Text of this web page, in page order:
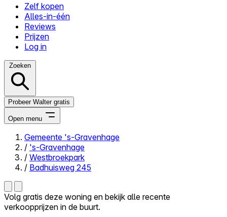
Zelf kopen
Alles-in-één
Reviews
Prijzen
Log in
Zoeken
Probeer Walter gratis
Open menu
Close menu
Zelf kopen
Gemeente 's-Gravenhage
/ 's-Gravenhage
/ Westbroekpark
/ Badhuisweg 245
Volg gratis deze woning en bekijk alle recente
verkoopprijzen in de buurt.